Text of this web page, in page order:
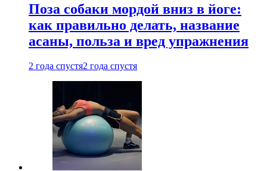
Поза собаки мордой вниз в йоге:
как правильно делать, название
асаны, польза и вред упражнения
2 года спустя2 года спустя